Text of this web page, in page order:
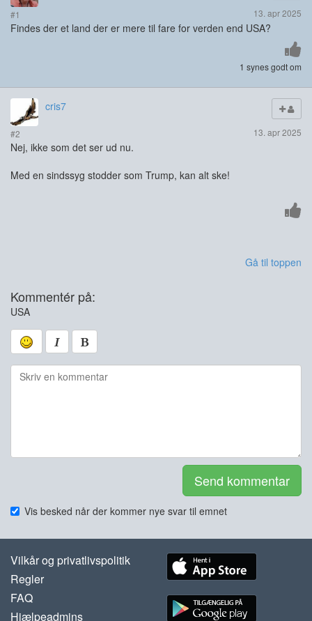
#1 13. apr 2025
Findes der et land der er mere til fare for verden end USA?
1 synes godt om
cris7
#2 13. apr 2025
Nej, ikke som det ser ud nu.
Med en sindssyg stodder som Trump, kan alt ske!
Gå til toppen
Kommentér på:
USA
Send kommentar
Vis besked når der kommer nye svar til emnet
Vilkår og privatlivspolitik
Regler
FAQ
Hjælpeadmins